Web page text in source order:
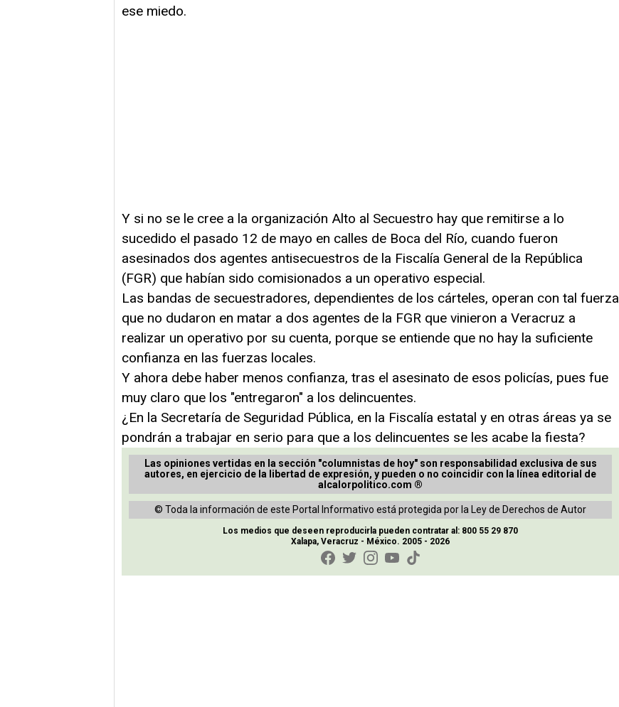
ese miedo.
Y si no se le cree a la organización Alto al Secuestro hay que remitirse a lo
sucedido el pasado 12 de mayo en calles de Boca del Río, cuando fueron
asesinados dos agentes antisecuestros de la Fiscalía General de la República
(FGR) que habían sido comisionados a un operativo especial.
Las bandas de secuestradores, dependientes de los cárteles, operan con tal fuerza
que no dudaron en matar a dos agentes de la FGR que vinieron a Veracruz a
realizar un operativo por su cuenta, porque se entiende que no hay la suficiente
confianza en las fuerzas locales.
Y ahora debe haber menos confianza, tras el asesinato de esos policías, pues fue
muy claro que los "entregaron" a los delincuentes.
¿En la Secretaría de Seguridad Pública, en la Fiscalía estatal y en otras áreas ya se
pondrán a trabajar en serio para que a los delincuentes se les acabe la fiesta?
Las opiniones vertidas en la sección "columnistas de hoy" son responsabilidad exclusiva de sus
autores, en ejercicio de la libertad de expresión, y pueden o no coincidir con la línea editorial de
alcalorpolitico.com ®
© Toda la información de este Portal Informativo está protegida por la Ley de Derechos de Autor
Los medios que deseen reproducirla pueden contratar al: 800 55 29 870
Xalapa, Veracruz - México. 2005 - 2026